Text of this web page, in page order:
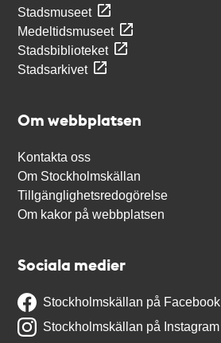
Stadsmuseet
Medeltidsmuseet
Stadsbiblioteket
Stadsarkivet
Om webbplatsen
Kontakta oss
Om Stockholmskällan
Tillgänglighetsredogörelse
Om kakor på webbplatsen
Sociala medier
Stockholmskällan på Facebook
Stockholmskällan på Instagram